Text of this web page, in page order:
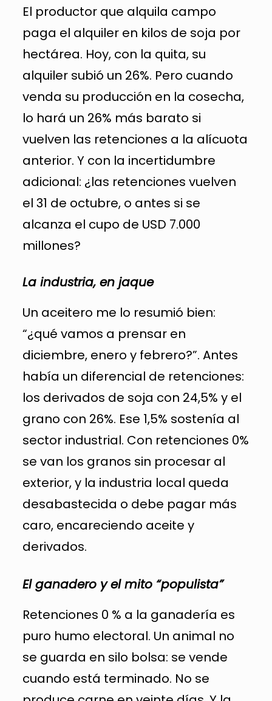
El productor que alquila campo
paga el alquiler en kilos de soja por
hectárea. Hoy, con la quita, su
alquiler subió un 26%. Pero cuando
venda su producción en la cosecha,
lo hará un 26% más barato si
vuelven las retenciones a la alícuota
anterior. Y con la incertidumbre
adicional: ¿las retenciones vuelven
el 31 de octubre, o antes si se
alcanza el cupo de USD 7.000
millones?
La industria, en jaque
Un aceitero me lo resumió bien:
“¿qué vamos a prensar en
diciembre, enero y febrero?”. Antes
había un diferencial de retenciones:
los derivados de soja con 24,5% y el
grano con 26%. Ese 1,5% sostenía al
sector industrial. Con retenciones 0%
se van los granos sin procesar al
exterior, y la industria local queda
desabastecida o debe pagar más
caro, encareciendo aceite y
derivados.
El ganadero y el mito “populista”
Retenciones 0 % a la ganadería es
puro humo electoral. Un animal no
se guarda en silo bolsa: se vende
cuando está terminado. No se